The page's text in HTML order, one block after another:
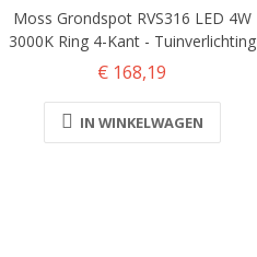
Moss Grondspot RVS316 LED 4W
3000K Ring 4-Kant - Tuinverlichting
€ 168,19
IN WINKELWAGEN